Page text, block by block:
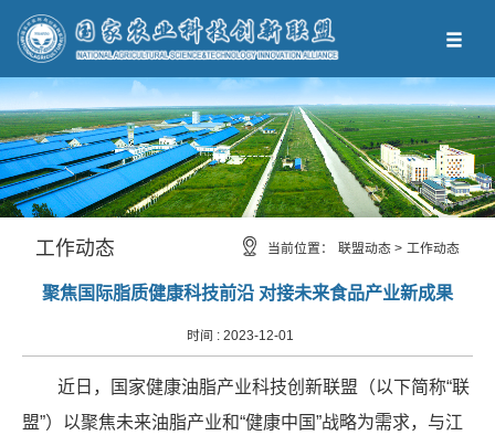
工作动态 当前位置： 联盟动态 > 工作动态
聚焦国际脂质健康科技前沿 对接未来食品产业新成果
时间 : 2023-12-01
近日，国家健康油脂产业科技创新联盟（以下简称“联
盟”）以聚焦未来油脂产业和“健康中国”战略为需求，与江